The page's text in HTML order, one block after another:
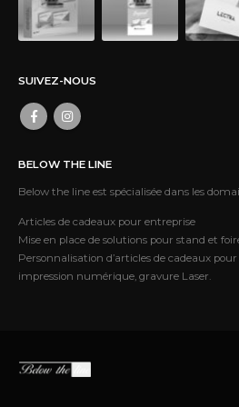
SUIVEZ-NOUS
BELOW THE LINE
Below the line est spécialisée dans les
Articles de cadeaux pour entreprise
Mise en place de solutions pour stand et
Personnalisation d’articles de cadeaux
impression numérique, gravure Laser.